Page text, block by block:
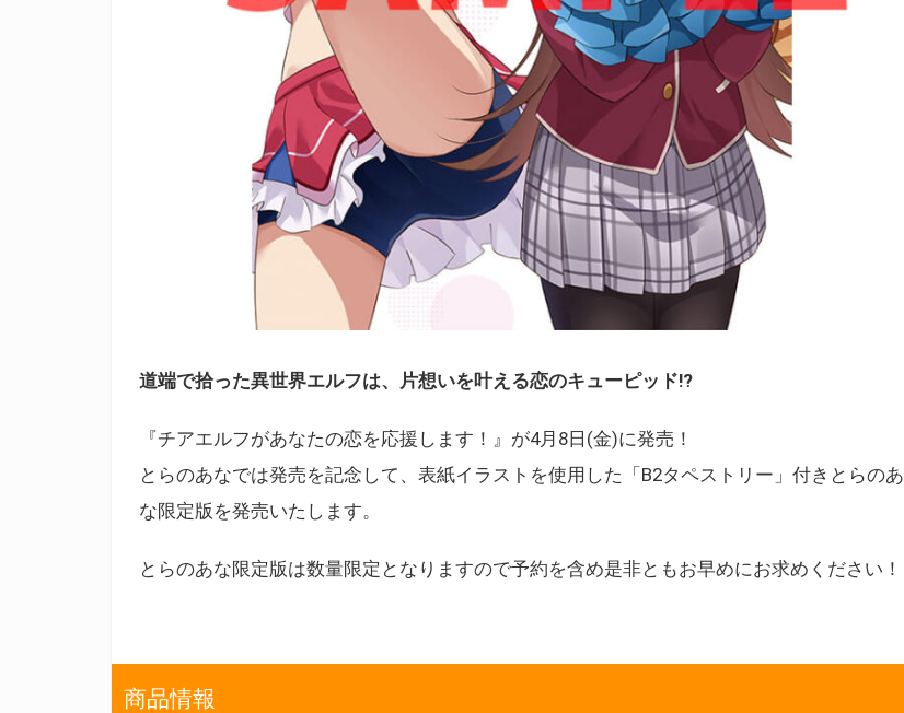
道端で拾った異世界エルフは、片想いを叶える恋のキューピッド!?
『チアエルフがあなたの恋を応援します！』が4月8日(金)に発売！
とらのあなでは発売を記念して、表紙イラストを使用した「B2タペストリー」付きとらのあ
な限定版を発売いたします。
とらのあな限定版は数量限定となりますので予約を含め是非ともお早めにお求めください！
商品情報